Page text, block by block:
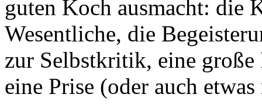
guten Koch ausmacht: die
Wesentliche, die
zur Selbstkritik, eine
eine Prise (oder auch